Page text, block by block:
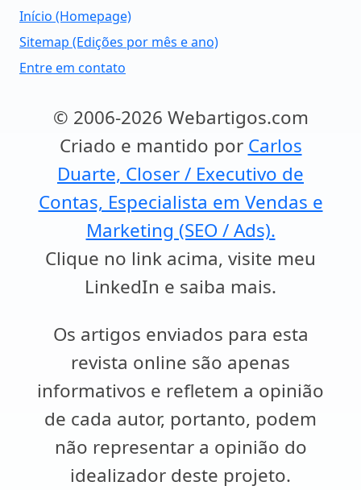
Início (Homepage)
Sitemap (Edições por mês e ano)
Entre em contato
© 2006-2026 Webartigos.com
Criado e mantido por Carlos
Duarte, Closer / Executivo de
Contas, Especialista em Vendas e
Marketing (SEO / Ads).
Clique no link acima, visite meu
LinkedIn e saiba mais.
Os artigos enviados para esta
revista online são apenas
informativos e refletem a opinião
de cada autor, portanto, podem
não representar a opinião do
idealizador deste projeto.